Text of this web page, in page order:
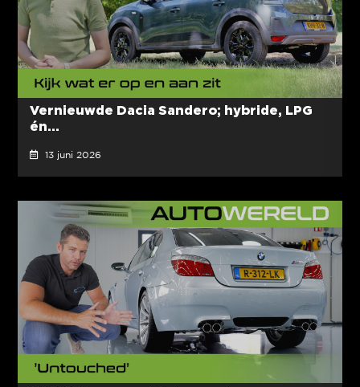
Vernieuwde Dacia Sandero; hybride, LPG
én...
13 juni 2026